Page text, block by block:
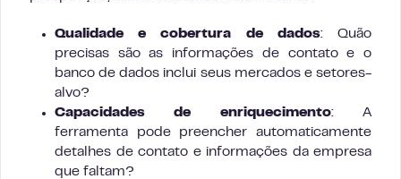
Qualidade e cobertura de dados: Quão
precisas são as informações de contato e o
banco de dados inclui seus mercados e setores-
alvo?
Capacidades de enriquecimento: A
ferramenta pode preencher automaticamente
detalhes de contato e informações da empresa
que faltam?